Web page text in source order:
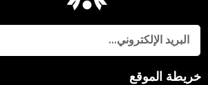
خريطة الموقع